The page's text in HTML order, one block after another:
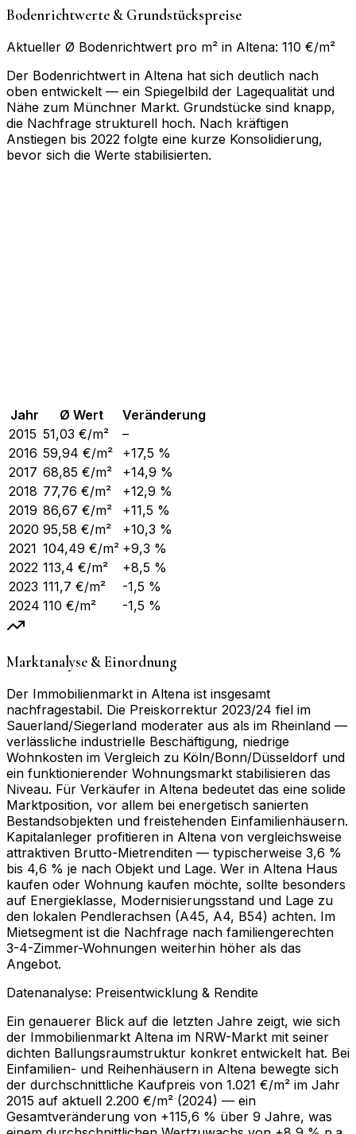
Bodenrichtwerte & Grundstückspreise
Aktueller Ø Bodenrichtwert pro m² in Altena: 110 €/m²
Der Bodenrichtwert in Altena hat sich deutlich nach
oben entwickelt — ein Spiegelbild der Lagequalität und
Nähe zum Münchner Markt. Grundstücke sind knapp,
die Nachfrage strukturell hoch. Nach kräftigen
Anstiegen bis 2022 folgte eine kurze Konsolidierung,
bevor sich die Werte stabilisierten.
Jahr Ø Wert
Veränderung
2015 51,03 €/m²
–
2016 59,94 €/m²
+17,5 %
2017 68,85 €/m²
+14,9 %
2018 77,76 €/m²
+12,9 %
2019 86,67 €/m²
+11,5 %
2020 95,58 €/m²
+10,3 %
2021 104,49 €/m² +9,3 %
2022 113,4 €/m²
+8,5 %
2023 111,7 €/m²
-1,5 %
2024 110 €/m² -1,5 %
Marktanalyse & Einordnung
Der Immobilienmarkt in Altena ist insgesamt
nachfragestabil. Die Preiskorrektur 2023/24 fiel im
Sauerland/Siegerland moderater aus als im Rheinland —
verlässliche industrielle Beschäftigung, niedrige
Wohnkosten im Vergleich zu Köln/Bonn/Düsseldorf und
ein funktionierender Wohnungsmarkt stabilisieren das
Niveau. Für Verkäufer in Altena bedeutet das eine solide
Marktposition, vor allem bei energetisch sanierten
Bestandsobjekten und freistehenden Einfamilienhäusern.
Kapitalanleger profitieren in Altena von vergleichsweise
attraktiven Brutto-Mietrenditen — typischerweise 3,6 %
bis 4,6 % je nach Objekt und Lage. Wer in Altena Haus
kaufen oder Wohnung kaufen möchte, sollte besonders
auf Energieklasse, Modernisierungsstand und Lage zu
den lokalen Pendlerachsen (A45, A4, B54) achten. Im
Mietsegment ist die Nachfrage nach familiengerechten
3-4-Zimmer-Wohnungen weiterhin höher als das
Angebot.
Datenanalyse: Preisentwicklung & Rendite
Ein genauerer Blick auf die letzten Jahre zeigt, wie sich
der Immobilienmarkt Altena im NRW-Markt mit seiner
dichten Ballungsraumstruktur konkret entwickelt hat. Bei
Einfamilien- und Reihenhäusern in Altena bewegte sich
der durchschnittliche Kaufpreis von 1.021 €/m² im Jahr
2015 auf aktuell 2.200 €/m² (2024) — ein
Gesamtveränderung von +115,6 % über 9 Jahre, was